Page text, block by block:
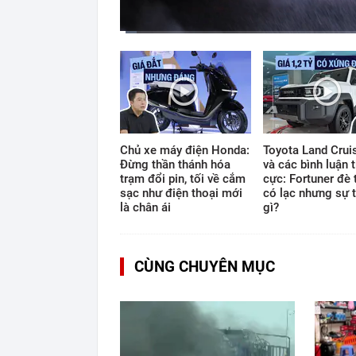
CurrentDuration
Chủ xe máy điện Honda:
Đừng thần thánh hóa
trạm đổi pin, tối về cắm
sạc như điện thoại mới
là chân ái
Toyota Land
và các bình luận
cực: Fortuner đè
có lạc nhưng sự
gì?
CÙNG CHUYÊN MỤC